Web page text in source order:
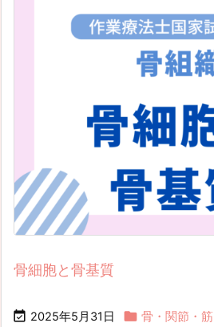
骨細胞と骨基質
 2025年5月31日  骨・関節・筋